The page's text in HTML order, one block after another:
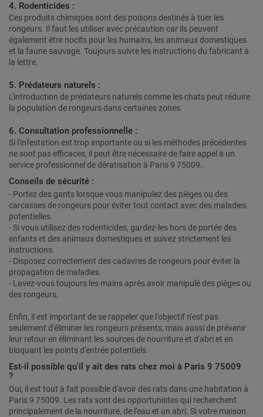
4. Rodenticides :
Ces produits chimiques sont des poisons destinés à tuer les
rongeurs. Il faut les utiliser avec précaution car ils peuvent
également être nocifs pour les humains, les animaux domestiques
et la faune sauvage. Toujours suivre les instructions du fabricant à
la lettre.
5. Prédateurs naturels :
L'introduction de prédateurs naturels comme les chats peut réduire
la population de rongeurs dans certaines zones.
6. Consultation professionnelle :
Si l'infestation est trop importante ou si les méthodes précédentes
ne sont pas efficaces, il peut être nécessaire de faire appel à un
service professionnel de dératisation à Paris 9 75009.
Conseils de sécurité :
- Portez des gants lorsque vous manipulez des pièges ou des
carcasses de rongeurs pour éviter tout contact avec des maladies
potentielles.
- Si vous utilisez des rodenticides, gardez-les hors de portée des
enfants et des animaux domestiques et suivez strictement les
instructions.
- Disposez correctement des cadavres de rongeurs pour éviter la
propagation de maladies.
- Lavez-vous toujours les mains après avoir manipulé des pièges ou
des rongeurs.
Enfin, il est important de se rappeler que l'objectif n'est pas
seulement d'éliminer les rongeurs présents, mais aussi de prévenir
leur retour en éliminant les sources de nourriture et d'abri et en
bloquant les points d'entrée potentiels.
Est-il possible qu'il y ait des rats chez moi à Paris 9 75009
?
Oui, il est tout à fait possible d'avoir des rats dans une habitation à
Paris 9 75009. Les rats sont des opportunistes qui recherchent
principalement de la nourriture, de l'eau et un abri. Si votre maison